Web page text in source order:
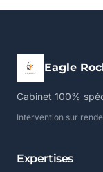
Eagle
Cabinet 100%
Intervention sur
Expertises